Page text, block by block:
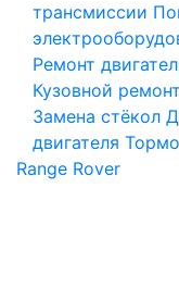
трансмиссии
Ремонт
Кузовной ремонт
Замена стёкол
двигателя
Range Rover